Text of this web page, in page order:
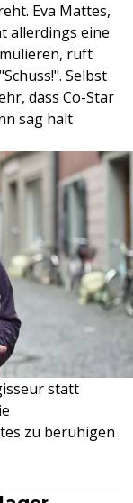
Eva Mattes,
allerdings eine
ruft
Selbst
dass Co-Star
sag halt
statt
zu beruhigen